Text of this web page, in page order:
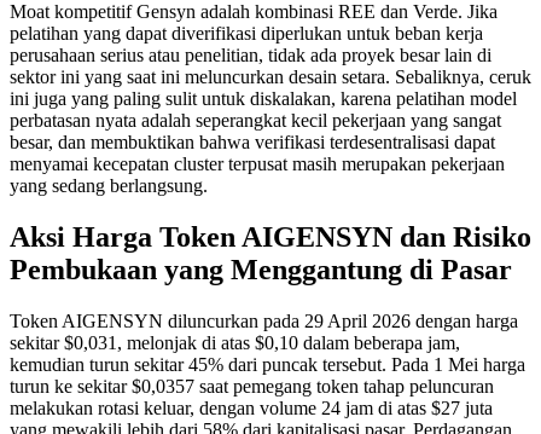
Moat kompetitif Gensyn adalah kombinasi REE dan Verde. Jika
pelatihan yang dapat diverifikasi diperlukan untuk beban kerja
perusahaan serius atau penelitian, tidak ada proyek besar lain di
sektor ini yang saat ini meluncurkan desain setara. Sebaliknya, ceruk
ini juga yang paling sulit untuk diskalakan, karena pelatihan model
perbatasan nyata adalah seperangkat kecil pekerjaan yang sangat
besar, dan membuktikan bahwa verifikasi terdesentralisasi dapat
menyamai kecepatan cluster terpusat masih merupakan pekerjaan
yang sedang berlangsung.
Aksi Harga Token AIGENSYN dan Risiko
Pembukaan yang Menggantung di Pasar
Token AIGENSYN diluncurkan pada 29 April 2026 dengan harga
sekitar $0,031, melonjak di atas $0,10 dalam beberapa jam,
kemudian turun sekitar 45% dari puncak tersebut. Pada 1 Mei harga
turun ke sekitar $0,0357 saat pemegang token tahap peluncuran
melakukan rotasi keluar, dengan volume 24 jam di atas $27 juta